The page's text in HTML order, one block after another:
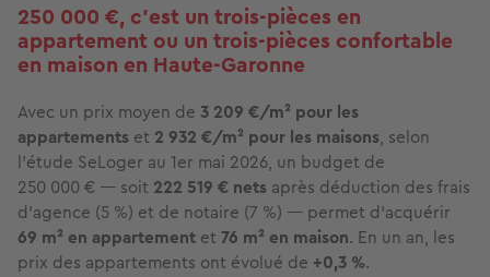
250 000 €, c'est un trois-pièces en
appartement ou un trois-pièces confortable
en maison en Haute-Garonne
Avec un prix moyen de 3 209 €/m² pour les
appartements et 2 932 €/m² pour les maisons, selon
l'étude SeLoger au 1er mai 2026, un budget de
250 000 € — soit 222 519 € nets après déduction des frais
d'agence (5 %) et de notaire (7 %) — permet d'acquérir
69 m² en appartement et 76 m² en maison. En un an, les
prix des appartements ont évolué de +0,3 %.